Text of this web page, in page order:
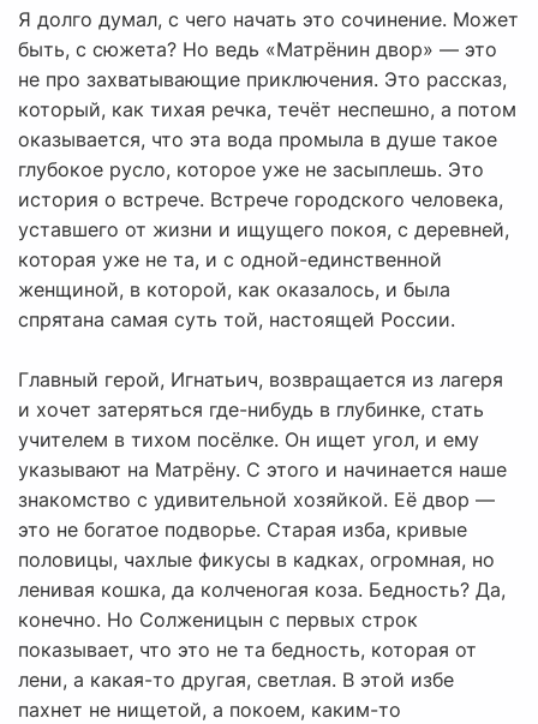
Я долго думал, с чего начать это сочинение. Может
быть, с сюжета? Но ведь «Матрёнин двор» — это
не про захватывающие приключения. Это рассказ,
который, как тихая речка, течёт неспешно, а потом
оказывается, что эта вода промыла в душе такое
глубокое русло, которое уже не засыплешь. Это
история о встрече. Встрече городского человека,
уставшего от жизни и ищущего покоя, с деревней,
которая уже не та, и с одной-единственной
женщиной, в которой, как оказалось, и была
спрятана самая суть той, настоящей России.
Главный герой, Игнатьич, возвращается из лагеря
и хочет затеряться где-нибудь в глубинке, стать
учителем в тихом посёлке. Он ищет угол, и ему
указывают на Матрёну. С этого и начинается наше
знакомство с удивительной хозяйкой. Её двор —
это не богатое подворье. Старая изба, кривые
половицы, чахлые фикусы в кадках, огромная, но
ленивая кошка, да колченогая коза. Бедность? Да,
конечно. Но Солженицын с первых строк
показывает, что это не та бедность, которая от
лени, а какая-то другая, светлая. В этой избе
пахнет не нищетой, а покоем, каким-то